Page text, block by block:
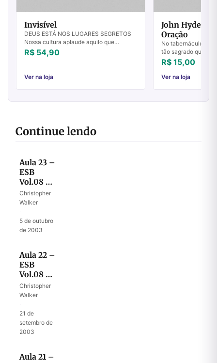
Invisível
DEUS ESTÁ NOS LUGARES SEGRETOS
Nossa cultura aplaude aquilo que
produzimos, aquilo que pode ser
quantificado, aquilo que postamos nas
R$ 54,90
Ver na loja
John Hyde -
Oração
No tabernáculo de
tão sagrado que de
Israel somente um
permissão de
hom...
R$ 15,00
Ver na loja
Continue lendo
Aula 23 –
ESB
Vol.08 –
Deus
confirma
Christopher
Walker
5 de outubro
de 2003
Aula 22 –
ESB
Vol.08 –
Entregando
a palavra
Christopher
Walker
21 de
setembro de
2003
Aula 21 –